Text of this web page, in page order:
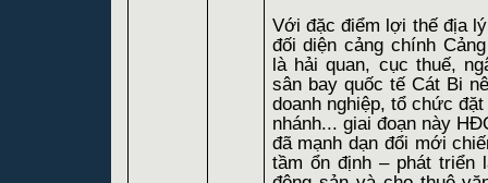
Với đặc điểm lợi thế địa
đối diện cảng chính
là hải quan, cục thuế,
sân bay quốc tế Cát Bi
doanh nghiệp, tổ chức
nhánh... giai đoạn này
đã mạnh dạn đổi mới
tầm ổn định – phát triển